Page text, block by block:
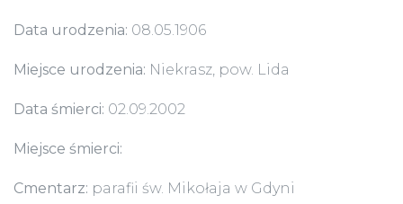
Data urodzenia: 08.05.1906
Miejsce urodzenia: Niekrasz, pow. Lida
Data śmierci: 02.09.2002
Miejsce śmierci:
Cmentarz: parafii św. Mikołaja w Gdyni